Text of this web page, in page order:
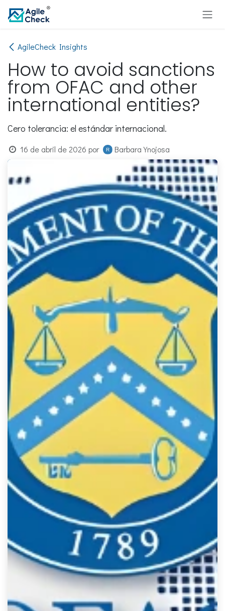
Ir al contenido
AgileCheck Insights
How to avoid sanctions
from OFAC and other
international entities?
Cero tolerancia: el estándar internacional.
16 de abril de 2026 por Barbara Ynojosa